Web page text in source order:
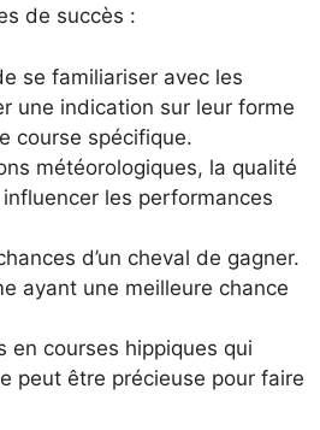
de succès :
se familiariser avec les
une indication sur leur forme
course spécifique.
météorologiques, la qualité
les performances
d’un cheval de gagner.
ayant une meilleure chance
en courses hippiques qui
peut être précieuse pour faire